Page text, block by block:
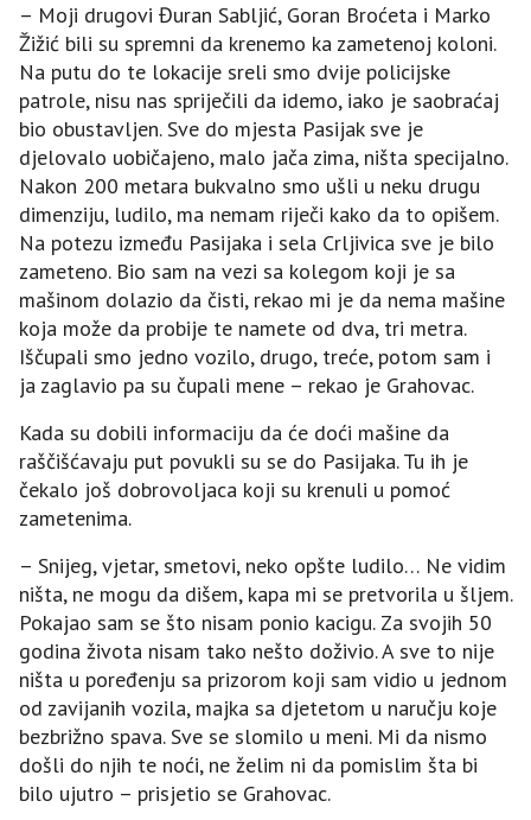
– Moji drugovi Đuran Sabljić, Goran Broćeta i Marko
Žižić bili su spremni da krenemo ka zametenoj koloni.
Na putu do te lokacije sreli smo dvije policijske
patrole, nisu nas spriječili da idemo, iako je saobraćaj
bio obustavljen. Sve do mjesta Pasijak sve je
djelovalo uobičajeno, malo jača zima, ništa specijalno.
Nakon 200 metara bukvalno smo ušli u neku drugu
dimenziju, ludilo, ma nemam riječi kako da to opišem.
Na potezu između Pasijaka i sela Crljivica sve je bilo
zameteno. Bio sam na vezi sa kolegom koji je sa
mašinom dolazio da čisti, rekao mi je da nema mašine
koja može da probije te namete od dva, tri metra.
Iščupali smo jedno vozilo, drugo, treće, potom sam i
ja zaglavio pa su čupali mene – rekao je Grahovac.
Kada su dobili informaciju da će doći mašine da
raščišćavaju put povukli su se do Pasijaka. Tu ih je
čekalo još dobrovoljaca koji su krenuli u pomoć
zametenima.
– Snijeg, vjetar, smetovi, neko opšte ludilo… Ne vidim
ništa, ne mogu da dišem, kapa mi se pretvorila u šljem.
Pokajao sam se što nisam ponio kacigu. Za svojih 50
godina života nisam tako nešto doživio. A sve to nije
ništa u poređenju sa prizorom koji sam vidio u jednom
od zavijanih vozila, majka sa djetetom u naručju koje
bezbrižno spava. Sve se slomilo u meni. Mi da nismo
došli do njih te noći, ne želim ni da pomislim šta bi
bilo ujutro – prisjetio se Grahovac.